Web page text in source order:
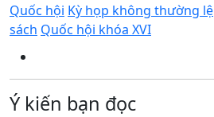
Quốc hội Kỳ họp không thường lệ
sách Quốc hội khóa XVI
Ý kiến bạn đọc